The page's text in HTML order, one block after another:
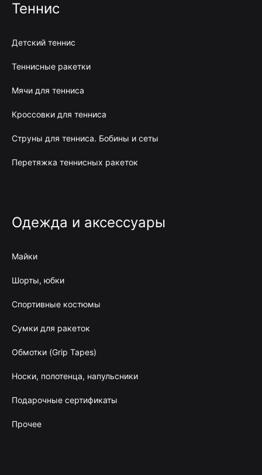
Теннис
Детский теннис
Теннисные ракетки
Мячи для тенниса
Кроссовки для тенниса
Струны для тенниса. Бобины и сеты
Перетяжка теннисных ракеток
Одежда и аксессуары
Майки
Шорты, юбки
Спортивные костюмы
Сумки для ракеток
Обмотки (Grip Tapes)
Носки, полотенца, напульсники
Подарочные сертификаты
Прочее